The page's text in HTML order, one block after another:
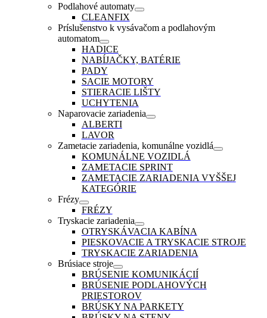
Podlahové automaty
CLEANFIX
Príslušenstvo k vysávačom a podlahovým
automatom
HADICE
NABÍJAČKY, BATÉRIE
PADY
SACIE MOTORY
STIERACIE LIŠTY
UCHYTENIA
Naparovacie zariadenia
ALBERTI
LAVOR
Zametacie zariadenia, komunálne vozidlá
KOMUNÁLNE VOZIDLÁ
ZAMETACIE SPRINT
ZAMETACIE ZARIADENIA VYŠŠEJ
KATEGÓRIE
Frézy
FRÉZY
Tryskacie zariadenia
OTRYSKÁVACIA KABÍNA
PIESKOVACIE A TRYSKACIE STROJE
TRYSKACIE ZARIADENIA
Brúsiace stroje
BRÚSENIE KOMUNIKÁCIÍ
BRÚSENIE PODLAHOVÝCH
PRIESTOROV
BRÚSKY NA PARKETY